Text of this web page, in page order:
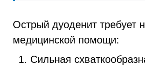
Острый дуоденит требует
медицинской помощи:
Сильная